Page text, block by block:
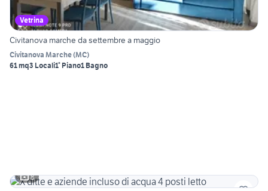
Vetrina
Civitanova marche da settembre a maggio
Civitanova Marche(MC)
61 mq3 Locali1° Piano1 Bagno
8